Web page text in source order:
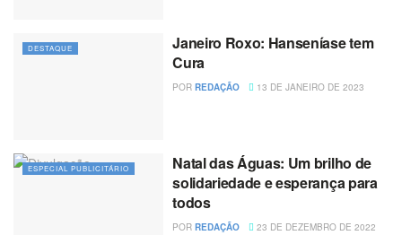
DESTAQUE
Janeiro Roxo: Hanseníase tem
Cura
POR REDAÇÃO 13 DE JANEIRO DE 2023
ESPECIAL PUBLICITÁRIO
Natal das Águas: Um brilho de
solidariedade e esperança para
todos
POR REDAÇÃO 23 DE DEZEMBRO DE 2022